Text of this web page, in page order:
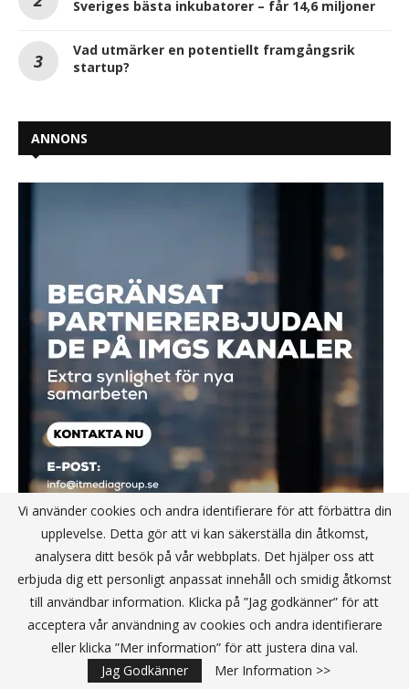
Sveriges bästa inkubatorer – får 14,6 miljoner
Vad utmärker en potentiellt framgångsrik
startup?
ANNONS
Vi använder cookies och andra identifierare för att förbättra din
upplevelse. Detta gör att vi kan säkerställa din åtkomst,
analysera ditt besök på vår webbplats. Det hjälper oss att
erbjuda dig ett personligt anpassat innehåll och smidig åtkomst
till användbar information. Klicka på ”Jag godkänner” för att
acceptera vår användning av cookies och andra identifierare
eller klicka ”Mer information” för att justera dina val.
Jag Godkänner
Mer Information >>